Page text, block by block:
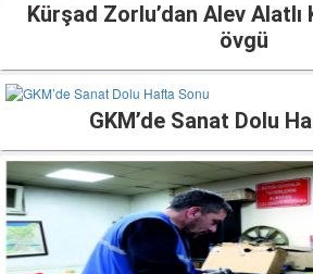
Kürşad Zorlu’dan Alev Alatlı
övgü
GKM’de Sanat Dolu